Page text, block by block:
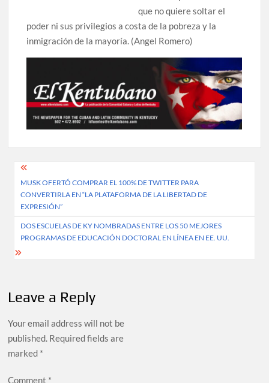
que no quiere soltar el
poder ni sus privilegios a costa de la pobreza y la
inmigración de la mayoría. (Angel Romero)
Post
navigation
MUSK OFERTÓ COMPRAR EL 100% DE TWITTER PARA
CONVERTIRLA EN “LA PLATAFORMA DE LA LIBERTAD DE
EXPRESIÓN”
DOS ESCUELAS DE KY NOMBRADAS ENTRE LOS 50 MEJORES
PROGRAMAS DE EDUCACIÓN DOCTORAL EN LÍNEA EN EE. UU.
Leave a Reply
Your email address will not be
published. Required fields are
marked *
Comment *